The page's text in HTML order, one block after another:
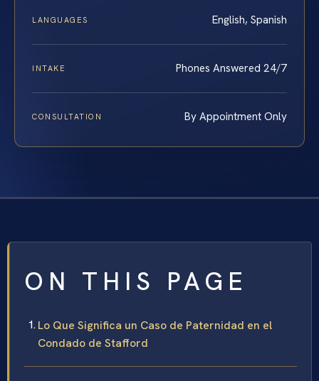
LANGUAGES English, Spanish
INTAKE Phones Answered 24/7
CONSULTATION By Appointment Only
ON THIS PAGE
Lo Que Significa un Caso de Paternidad en el
Condado de Stafford